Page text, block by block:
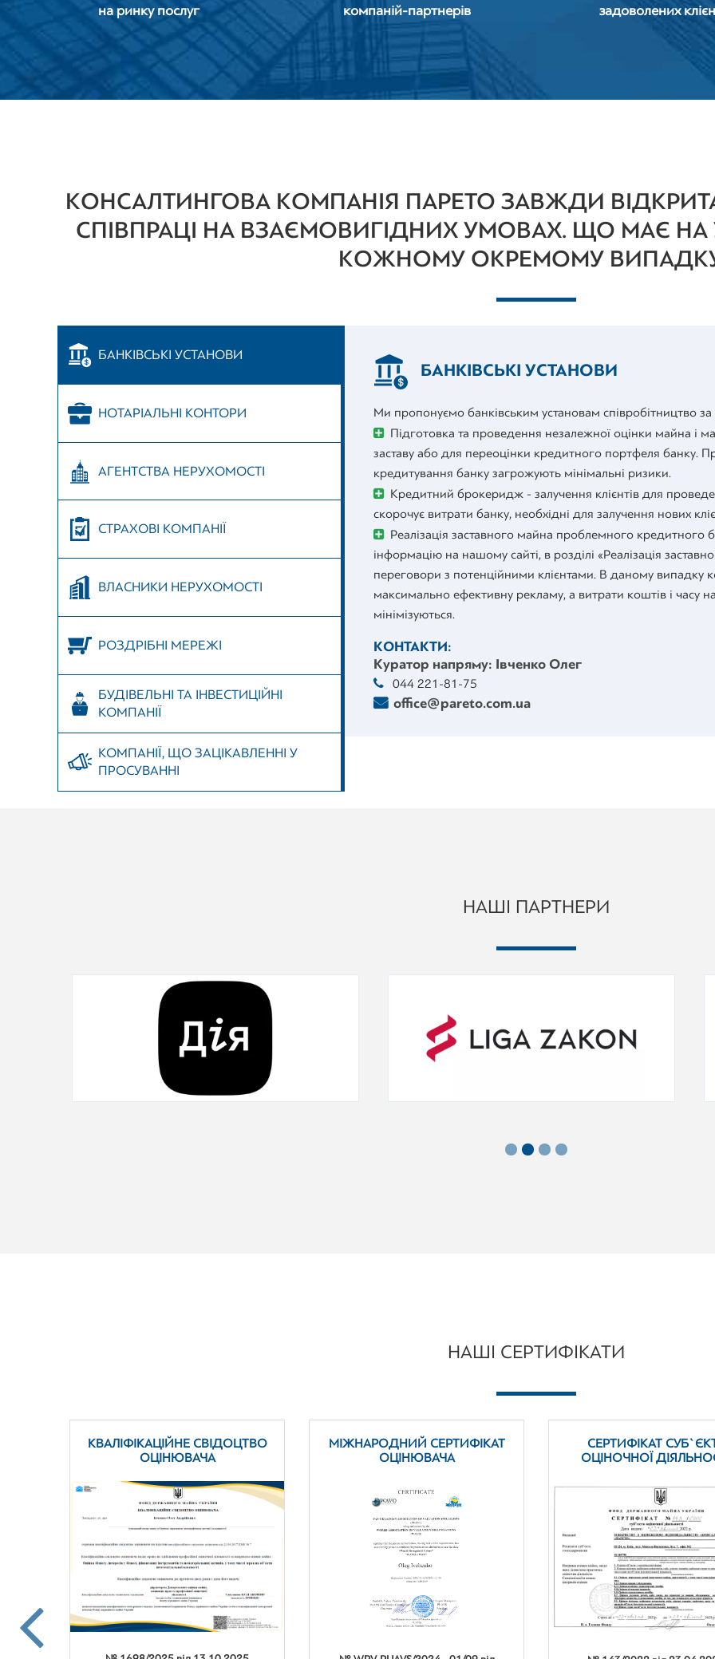
на ринку послуг
компаній-партнерів
задоволених
КОНСАЛТИНГОВА КОМПАНІЯ ПАРЕТО ЗАВЖДИ
СПІВПРАЦІ НА ВЗАЄМОВИГІДНИХ УМОВАХ. ЩО МАЄ НА
КОЖНОМУ ОКРЕМОМУ
БАНКІВСЬКІ УСТАНОВИ
БАНКІВСЬКІ УСТАНОВИ
Ми пропонуємо банківським установам співробітництво
Підготовка та проведення незалежної оцінки майна і
заставу або для переоцінки кредитного портфеля банку.
кредитування банку загрожують мінімальні ризики.
Кредитний брокеридж - залучення клієнтів для
скорочує витрати банку, необхідні для залучення нових
Реалізація заставного майна проблемного
інформацію на нашому сайті, в розділі «Реалізація
переговори з потенційними клієнтами. В даному випадку
максимально ефективну рекламу, а витрати коштів і часу
мінімізуються.
КОНТАКТИ:
Куратор напряму: Івченко Олег
044 221-81-75
office@pareto.com.ua
НОТАРІАЛЬНІ КОНТОРИ
АГЕНТСТВА НЕРУХОМОСТІ
СТРАХОВІ КОМПАНІЇ
ВЛАСНИКИ НЕРУХОМОСТІ
РОЗДРІБНІ МЕРЕЖІ
БУДІВЕЛЬНІ ТА ІНВЕСТИЦІЙНІ
КОМПАНІЇ
КОМПАНІЇ, ЩО ЗАЦІКАВЛЕННІ У
ПРОСУВАННІ
НАШІ ПАРТНЕРИ
НАШІ СЕРТИФІКАТИ
КВАЛІФІКАЦІЙНЕ СВІДОЦТВО
ОЦІНЮВАЧА
МІЖНАРОДНИЙ СЕРТИФІКАТ
ОЦІНЮВАЧА
СЕРТИФІКАТ
ОЦІНОЧНОЇ